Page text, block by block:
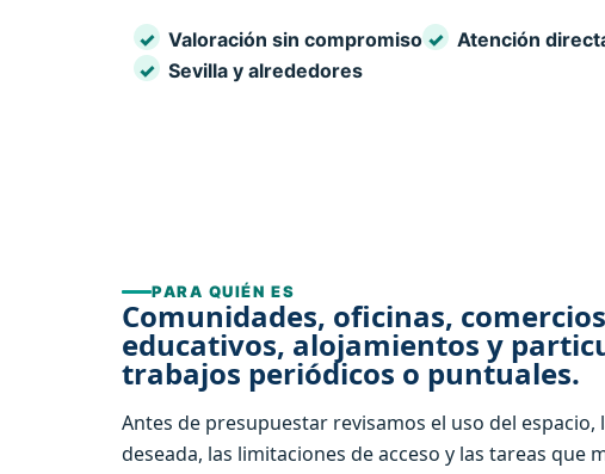
Valoración sin compromiso
Atención
Sevilla y alrededores
PARA QUIÉN ES
Comunidades, oficinas,
educativos, alojamientos y
trabajos periódicos o puntuales.
Antes de presupuestar revisamos el uso del espacio,
deseada, las limitaciones de acceso y las tareas que